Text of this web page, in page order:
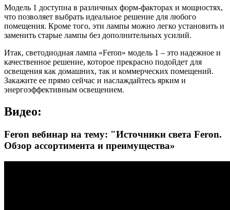
Модель 1 доступна в различных форм-факторах и мощностях,
что позволяет выбрать идеальное решение для любого
помещения. Кроме того, эти лампы можно легко установить и
заменить старые лампы без дополнительных усилий.
Итак, светодиодная лампа «Feron» модель 1 – это надежное и
качественное решение, которое прекрасно подойдет для
освещения как домашних, так и коммерческих помещений.
Закажите ее прямо сейчас и наслаждайтесь ярким и
энергоэффективным освещением.
Видео:
Feron вебинар на тему: "Источники света Feron.
Обзор ассортимента и преимущества»